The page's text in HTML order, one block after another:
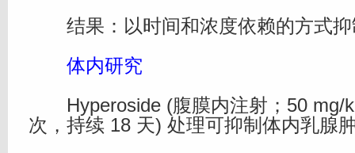
结果：以时间和浓度依赖的方式抑
体内研究
Hyperoside (腹膜内注射；50 mg/
次，持续 18 天) 处理可抑制体内乳腺